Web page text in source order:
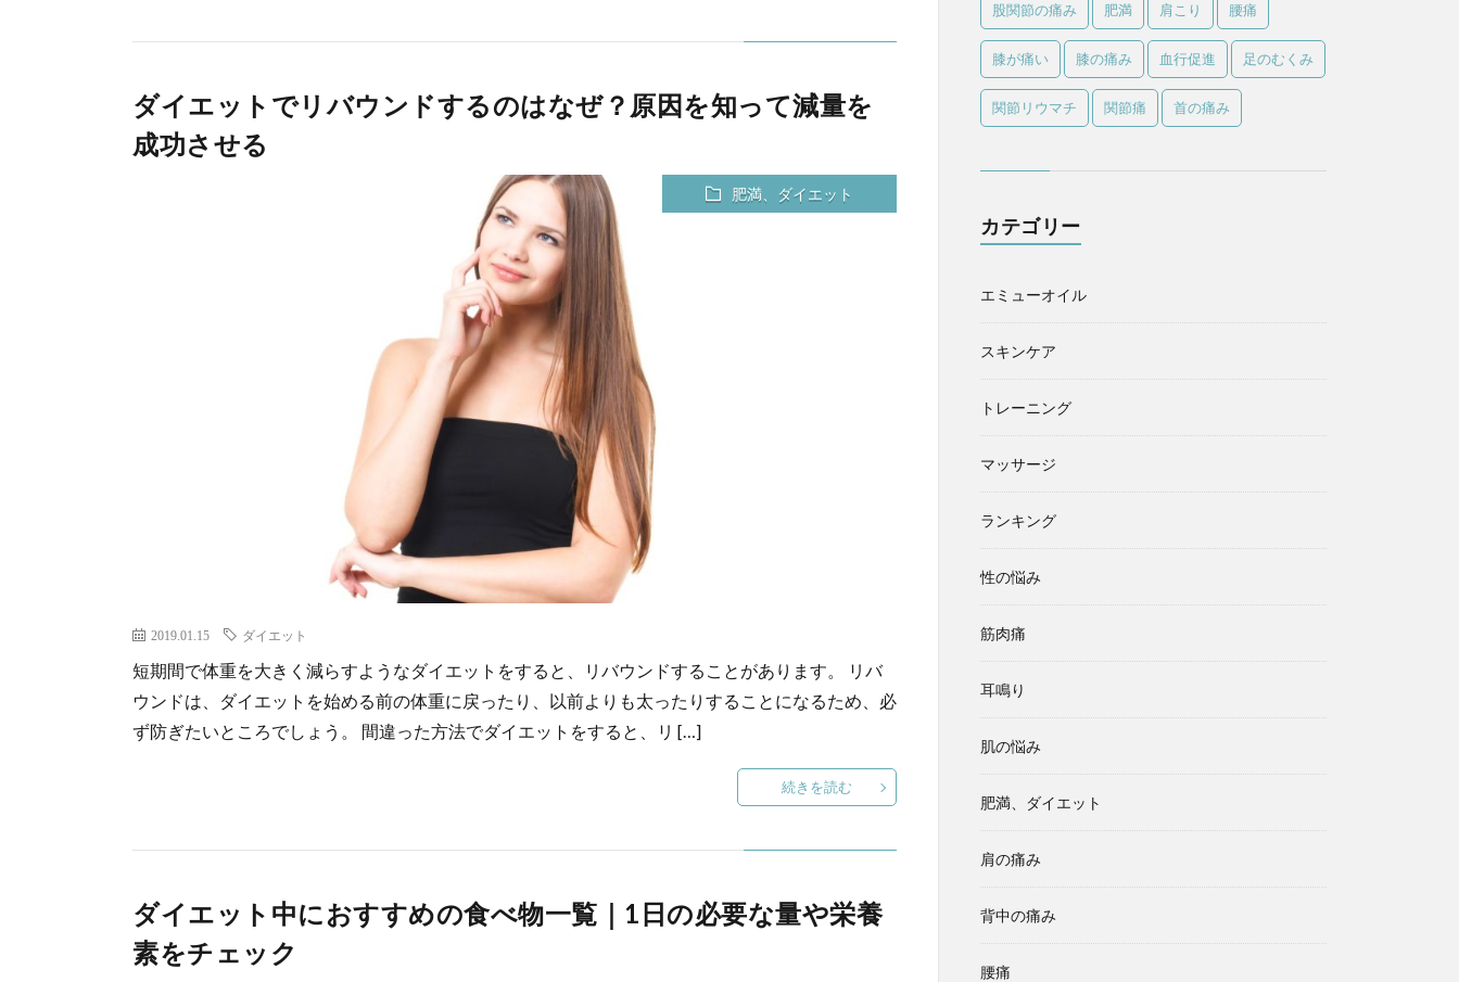
ダイエットでリバウンドするのはなぜ？原因を知って減量を
成功させる
肥満、ダイエット
2019.01.15 ダイエット
短期間で体重を大きく減らすようなダイエットをすると、リバウンドすることがあります。 リバ
ウンドは、ダイエットを始める前の体重に戻ったり、以前よりも太ったりすることになるため、必
ず防ぎたいところでしょう。 間違った方法でダイエットをすると、リ […]
続きを読む
ダイエット中におすすめの食べ物一覧｜1日の必要な量や栄養
素をチェック
股関節の痛み 肥満 肩こり 腰痛
膝が痛い 膝の痛み 血行促進 足のむくみ
関節リウマチ 関節痛 首の痛み
カテゴリー
エミューオイル
スキンケア
トレーニング
マッサージ
ランキング
性の悩み
筋肉痛
耳鳴り
肌の悩み
肥満、ダイエット
肩の痛み
背中の痛み
腰痛